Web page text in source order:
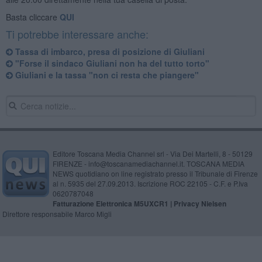
Basta cliccare QUI
Ti potrebbe interessare anche:
Tassa di imbarco, presa di posizione di Giuliani
"Forse il sindaco Giuliani non ha del tutto torto"
Giuliani e la tassa "non ci resta che piangere"
Editore Toscana Media Channel srl - Via Dei Martelli, 8 - 50129
FIRENZE - info@toscanamediachannel.it. TOSCANA MEDIA
NEWS quotidiano on line registrato presso il Tribunale di Firenze
al n. 5935 del 27.09.2013. Iscrizione ROC 22105 - C.F. e P.Iva
0620787048
Fatturazione Elettronica M5UXCR1 | Privacy Nielsen
Direttore responsabile Marco Migli